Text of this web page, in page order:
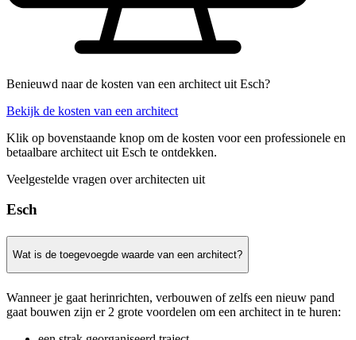
Benieuwd naar de kosten van een architect uit Esch?
Bekijk de kosten van een architect
Klik op bovenstaande knop om de kosten voor een professionele en
betaalbare architect uit Esch te ontdekken.
Veelgestelde vragen over architecten uit
Esch
Wat is de toegevoegde waarde van een architect?
Wanneer je gaat herinrichten, verbouwen of zelfs een nieuw pand
gaat bouwen zijn er 2 grote voordelen om een architect in te huren: